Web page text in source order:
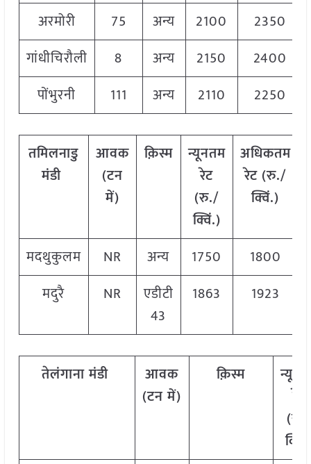
अरमोरी 75 अन्य 2100 2350
गांधीचिरौली
8 अन्य 2150 2400
पोंभुरनी
111 अन्य 2110 2250
तमिलनाडु
मंडी
आवक
(टन
में)
क़िस्म
न्यूनतम
रेट
(रु./
क्विं.)
अधिकतम
रेट (रु./
क्विं.)
मदथुकुलम
NR अन्य 1750 1800
मदुरै
NR
एडीटी
43
1863 1923
तेलंगाना मंडी
आवक
(टन में)
क़िस्म
(रु./